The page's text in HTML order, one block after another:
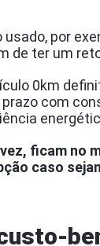
usado, por
de ter um
0km
com
ficam no
caso